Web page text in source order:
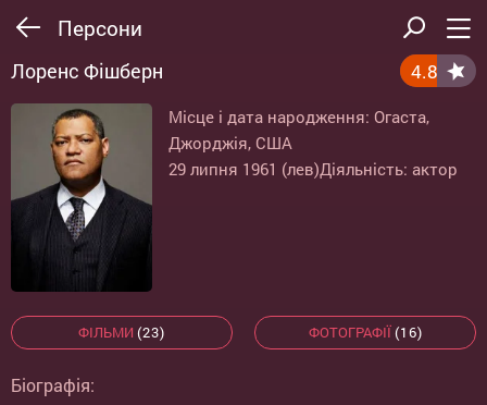
Персони
Лоренс Фішберн 4.8
Місце і дата народження: Огаста,
Джорджія, США
29 липня 1961 (лев)Діяльність: актор
ФІЛЬМИ (23) ФОТОГРАФІЇ(16)
Біографія: